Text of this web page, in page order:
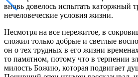
вновь довелось испытать каторжный
нечеловеческие условия жизни.
Несмотря на все пережитое, в
сложил только добрые и светлые
он о тех трудных в его жизни
то памятном, потому что в терпении
милость Божию, которая подвигает